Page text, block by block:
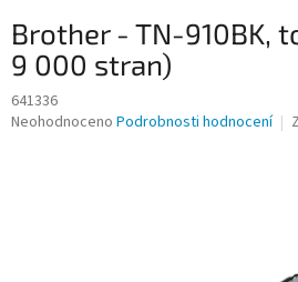
Brother - TN-910BK,
9 000 stran)
641336
Průměrné
Neohodnoceno Podrobnosti hodnocení